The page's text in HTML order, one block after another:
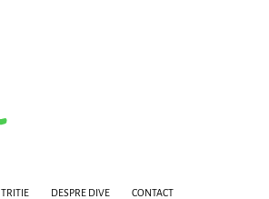
DESPRE DIVE CONTACT